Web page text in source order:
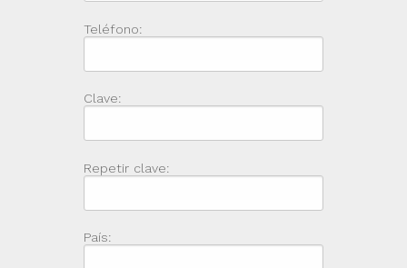
Teléfono:
Clave:
Repetir clave:
País: